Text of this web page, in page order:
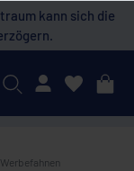
kann sich die
Mein Konto